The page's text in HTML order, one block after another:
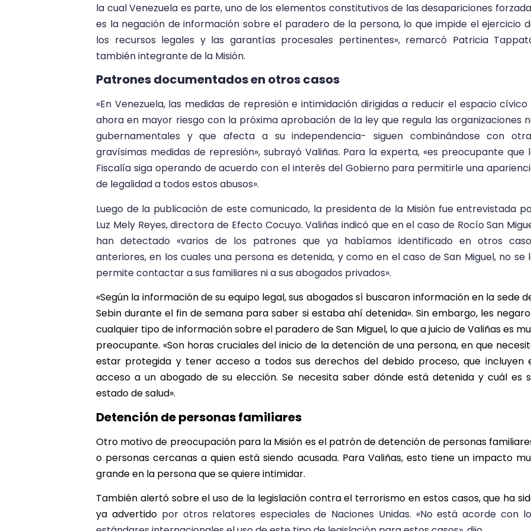
la cual Venezuela es parte, uno de los elementos constitutivos de las desapariciones
es la negación de información sobre el paradero de la persona, lo que impide el ejercicio
los recursos legales y las garantías procesales pertinentes», remarcó Patricia
también integrante de la Misión.
Patrones documentados en otros casos
«En Venezuela, las medidas de represión e intimidación dirigidas a reducir el espacio cívico
ahora en mayor riesgo con la próxima aprobación de la ley que regula las organizaciones
gubernamentales y que afecta a su independencia- siguen combinándose con
gravísimas medidas de represión», subrayó Valiñas. Para la experta, «es preocupante que
Fiscalía siga operando de acuerdo con el interés del Gobierno para permitirle una
de legalidad a todos estos abusos».
Luego de la publicación de este comunicado, la presidenta de la Misión fue entrevistada
Luz Mely Reyes, directora de Efecto Cocuyo. Valiñas indicó que en el caso de Rocío San
han detectado «varios de los patrones que ya habíamos identificado en otros
anteriores, en los cuales una persona es detenida, y como en el caso de San Miguel, no se
permite contactar a sus familiares ni a sus abogados privados».
«Según la información de su equipo legal, sus abogados sí buscaron información en la sede
Sebin durante el fin de semana para saber si estaba ahí detenida». Sin embargo, les
cualquier tipo de información sobre el paradero de San Miguel, lo que a juicio de Valiñas es
preocupante. «Son horas cruciales del inicio de la detención de una persona, en que
estar protegida y tener acceso a todos sus derechos del debido proceso, que incluyen
acceso a un abogado de su elección. Se necesita saber dónde está detenida y cuál es
estado de salud».
Detención de personas familiares
Otro motivo de preocupación para la Misión es el patrón de detención de personas
o personas cercanas a quien está siendo acusada. Para Valiñas, estotiene un impacto
grande en la persona que se quiere intimidar.
También alertó sobre el uso de la legislación contra el terrorismo en estos casos, que ha
ya advertidopor otros relatores especiales de Naciones Unidas. «No está acorde con